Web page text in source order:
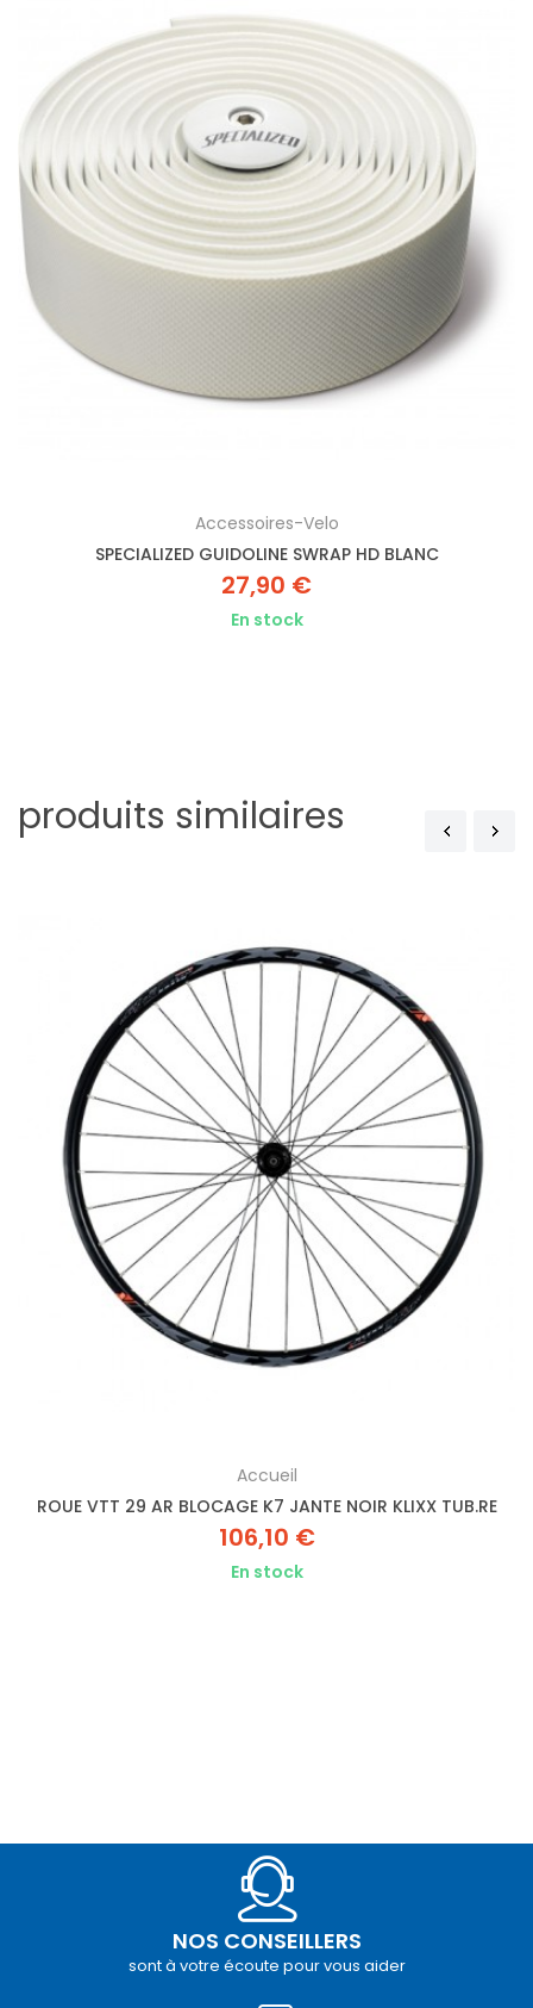
Accessoires-Velo
SPECIALIZED GUIDOLINE SWRAP HD BLANC
27,90 €
En stock
produits similaires
Accueil
ROUE VTT 29 AR BLOCAGE K7 JANTE NOIR KLIXX TUB.RE
106,10 €
En stock
NOS CONSEILLERS
sont à votre écoute pour vous aider